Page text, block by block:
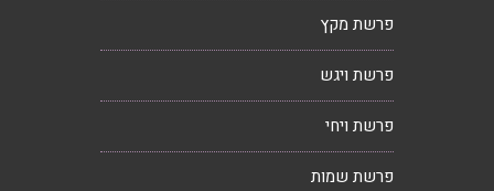
פרשת מקץ
פרשת ויגש
פרשת ויחי
פרשת שמות